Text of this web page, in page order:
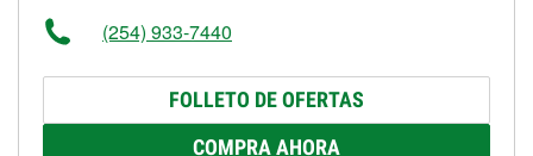
(254) 933-7440
FOLLETO DE OFERTAS
COMPRA AHORA